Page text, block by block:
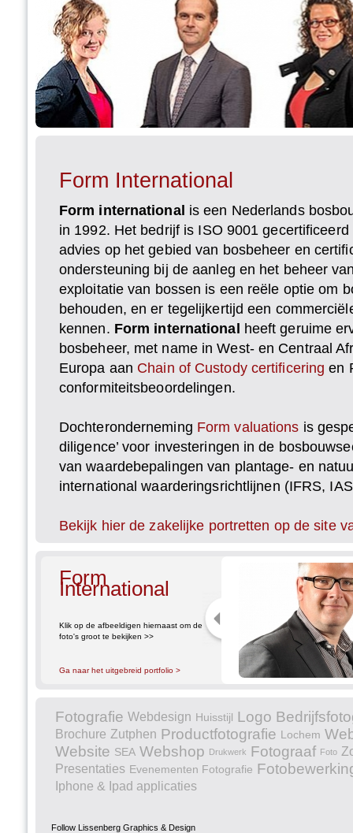
Form International
Form international is een Nederlands
in 1992. Het bedrijf is ISO 9001
advies op het gebied van bosbeheer en
ondersteuning bij de aanleg en het beheer
exploitatie van bossen is een reële optie om
behouden, en er tegelijkertijd een
kennen. Form international heeft geruime
bosbeheer, met name in West- en Centraal
Europa aan Chain of Custody certificering en
conformiteitsbeoordelingen.
Dochteronderneming Form valuations is
diligence’ voor investeringen in de
van waardebepalingen van plantage- en
international waarderingsrichtlijnen (IFRS,
Bekijk hier de zakelijke portretten op de site
Form
International
Klik op de afbeeldigen hiernaast om de
foto's groot te bekijken >>
Ga naar het uitgebreid portfolio >
Fotografie Webdesign Huisstijl Logo
Brochure Zutphen Productfotografie Lochem
Website SEA Webshop Drukwerk Fotograaf Foto
Presentaties Evenementen Fotografie
Iphone & Ipad applicaties
Follow Lissenberg Graphics & Design